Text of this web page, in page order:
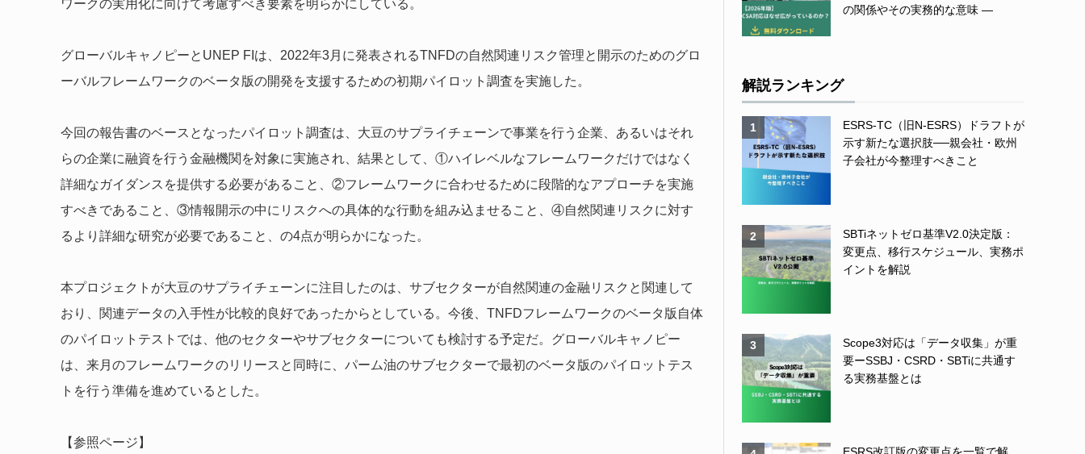
ワークの実用化に向けて考慮すべき要素を明らかにしている。
グローバルキャノピーとUNEP FIは、2022年3月に発表されるTNFDの自然関連リスク管理と開示のためのグロ
ーバルフレームワークのベータ版の開発を支援するための初期パイロット調査を実施した。
今回の報告書のベースとなったパイロット調査は、 大豆のサプライチェーンで事業を行う企業、あるいはそれ
らの企業に融資を行う金融機関を対象に実施され、結果として、①ハイレベルなフレームワークだけではなく
詳細なガイダンスを提供する必要があること、②フレームワークに合わせるために段階的なアプローチを実施
すべきであること、③情報開示の中にリスクへの具体的な行動を組み込ませること、④自然関連リスクに対す
るより詳細な研究が必要であること、の4点が明らかになった。
本プロジェクトが大豆のサプライチェーンに注目したのは、サブセクターが自然関連の金融リスクと関連して
おり、関連データの入手性が比較的良好であったからとしている。今後、TNFDフレームワークのベータ版自体
のパイロットテストでは、他のセクターやサブセクターについても検討する予定だ。グローバルキャノピー
は、来月のフレームワークのリリースと同時に、パーム油のサブセクターで最初のベータ版のパイロットテス
トを行う準備を進めているとした。
【参照ページ】
の関係やその実務的な意味 ―
解説ランキング
1
ESRS-TC（旧N-ESRS）ドラフトが
示す新たな選択肢──親会社・欧州
子会社が今整理すべきこと
2
SBTiネットゼロ基準V2.0決定版：
変更点、移行スケジュール、実務ポ
イントを解説
3
Scope3対応は「データ収集」が重
要ーSSBJ・CSRD・SBTiに共通す
る実務基盤とは